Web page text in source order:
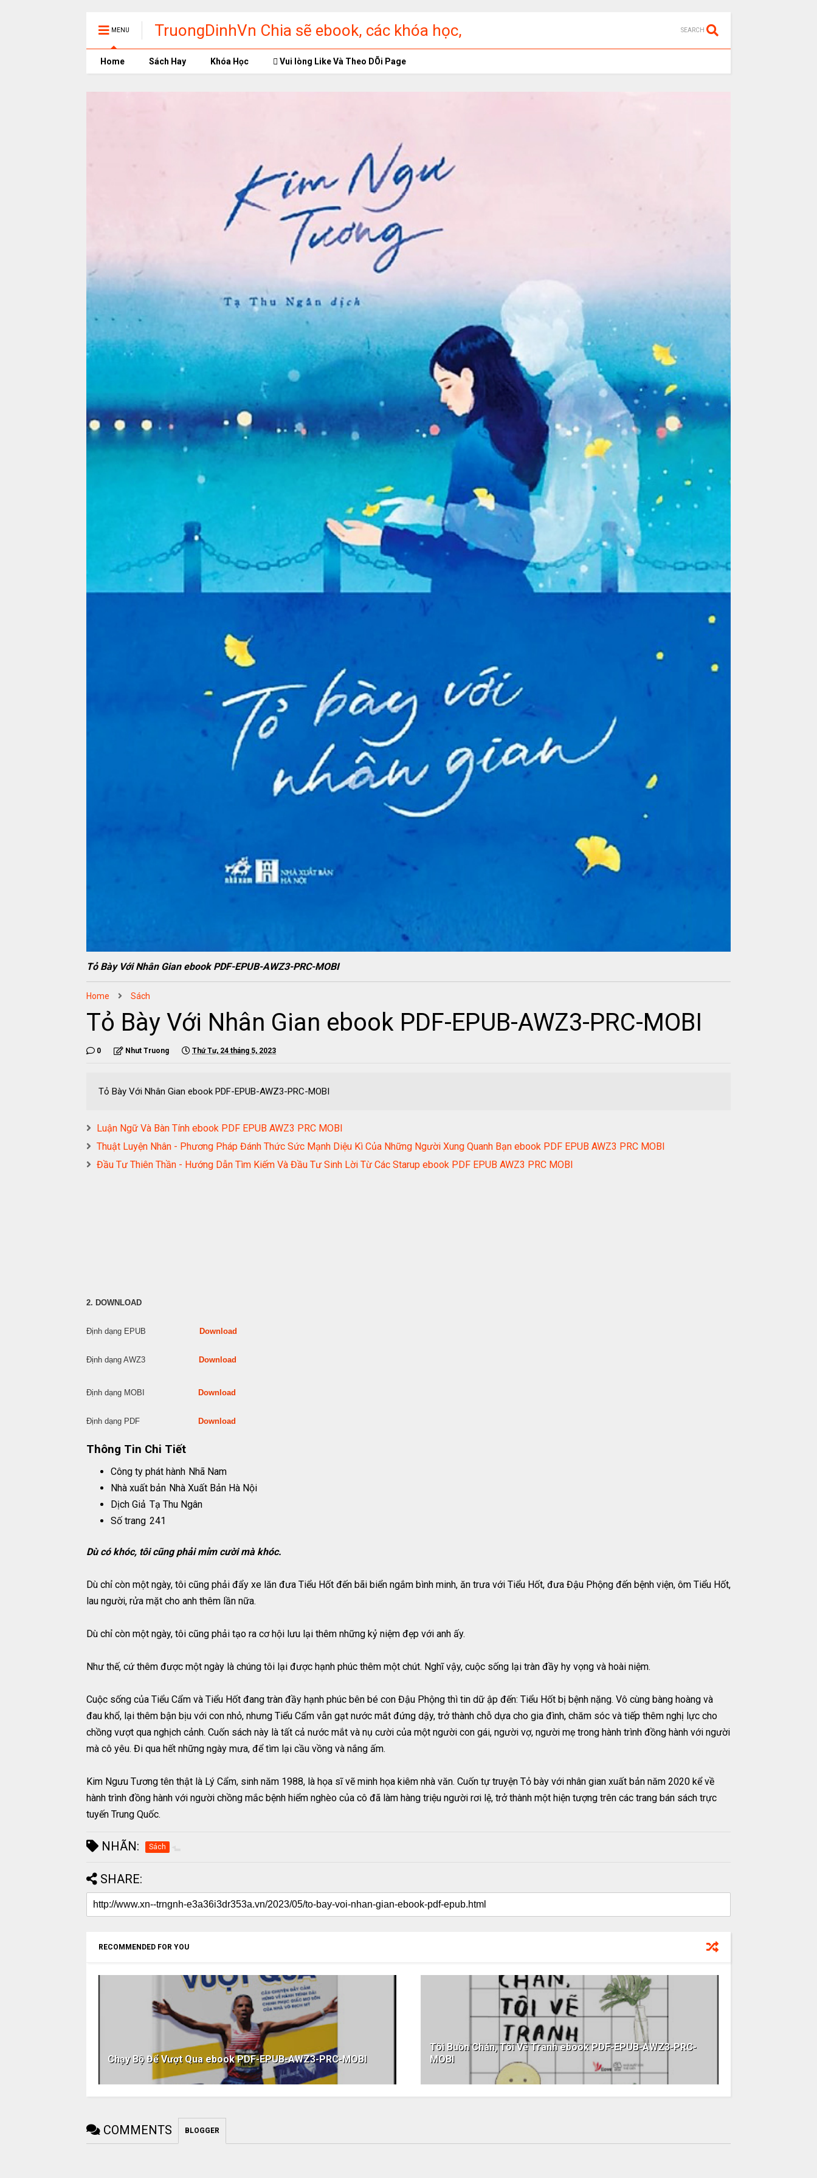
MENU
TruongDinhVn Chia sẽ ebook, các khóa học,
phần mềm học tập miễn phí
SEARCH
Home Sách Hay Khóa Học Vui lòng Like Và Theo DÕi Page
Tỏ Bày Với Nhân Gian ebook PDF-EPUB-AWZ3-PRC-MOBI
Home Sách
Tỏ Bày Với Nhân Gian ebook PDF-EPUB-AWZ3-PRC-MOBI
0 Nhut Truong Thứ Tư, 24 tháng 5, 2023
Tỏ Bày Với Nhân Gian ebook PDF-EPUB-AWZ3-PRC-MOBI
Luận Ngữ Và Bàn Tính ebook PDF EPUB AWZ3 PRC MOBI
Thuật Luyện Nhân - Phương Pháp Đánh Thức Sức Mạnh Diệu Kì Của Những Người Xung Quanh Bạn ebook PDF EPUB AWZ3 PRC MOBI
Đầu Tư Thiên Thần - Hướng Dẫn Tìm Kiếm Và Đầu Tư Sinh Lời Từ Các Starup ebook PDF EPUB AWZ3 PRC MOBI
2. DOWNLOAD
Định dạng EPUB Download
Định dạng AWZ3 Download
Định dạng MOBI Download
Định dạng PDF Download
Thông Tin Chi Tiết
Công ty phát hành Nhã Nam
Nhà xuất bản Nhà Xuất Bản Hà Nội
Dịch Giả Tạ Thu Ngân
Số trang 241
Dù có khóc, tôi cũng phải mỉm cười mà khóc.
Dù chỉ còn một ngày, tôi cũng phải đẩy xe lăn đưa Tiểu Hốt đến bãi biển ngắm bình minh, ăn trưa với Tiểu Hốt, đưa Đậu Phộng đến bệnh viện, ôm Tiểu Hốt,
lau người, rửa mặt cho anh thêm lần nữa.
Dù chỉ còn một ngày, tôi cũng phải tạo ra cơ hội lưu lại thêm những kỷ niệm đẹp với anh ấy.
Như thế, cứ thêm được một ngày là chúng tôi lại được hạnh phúc thêm một chút. Nghĩ vậy, cuộc sống lại tràn đầy hy vọng và hoài niệm.
Cuộc sống của Tiểu Cẩm và Tiểu Hốt đang tràn đầy hạnh phúc bên bé con Đậu Phộng thì tin dữ ập đến: Tiểu Hốt bị bệnh nặng. Vô cùng bàng hoàng và
đau khổ, lại thêm bận bịu với con nhỏ, nhưng Tiểu Cẩm vẫn gạt nước mắt đứng dậy, trở thành chỗ dựa cho gia đình, chăm sóc và tiếp thêm nghị lực cho
chồng vượt qua nghịch cảnh. Cuốn sách này là tất cả nước mắt và nụ cười của một người con gái, người vợ, người mẹ trong hành trình đồng hành với người
mà cô yêu. Đi qua hết những ngày mưa, để tìm lại cầu vồng và nắng ấm.
Kim Ngưu Tương tên thật là Lý Cẩm, sinh năm 1988, là họa sĩ vẽ minh họa kiêm nhà văn. Cuốn tự truyện Tỏ bày với nhân gian xuất bản năm 2020 kể về
hành trình đồng hành với người chồng mắc bệnh hiểm nghèo của cô đã làm hàng triệu người rơi lệ, trở thành một hiện tượng trên các trang bán sách trực
tuyến Trung Quốc.
NHÃN: Sách
SHARE:
RECOMMENDED FOR YOU
Chạy Bộ Để Vượt Qua ebook PDF-EPUB-AWZ3-PRC-MOBI
Tôi Buồn Chán, Tôi Vẽ Tranh ebook PDF-EPUB-AWZ3-PRC-
MOBI
COMMENTS BLOGGER